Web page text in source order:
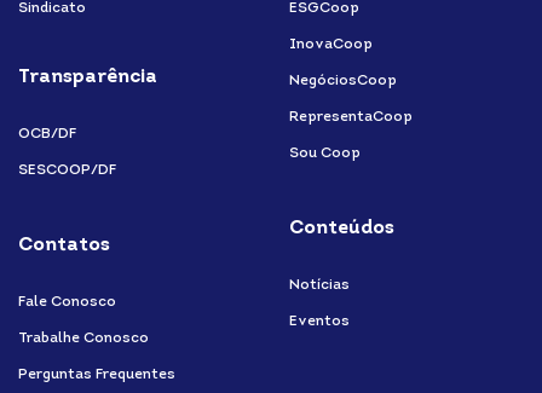
Sindicato
Transparência
OCB/DF
SESCOOP/DF
Contatos
Fale Conosco
Trabalhe Conosco
Perguntas Frequentes
ESGCoop
InovaCoop
NegóciosCoop
RepresentaCoop
Sou Coop
Conteúdos
Notícias
Eventos